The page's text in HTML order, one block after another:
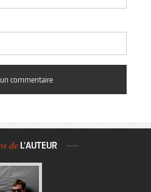
de L'AUTEUR